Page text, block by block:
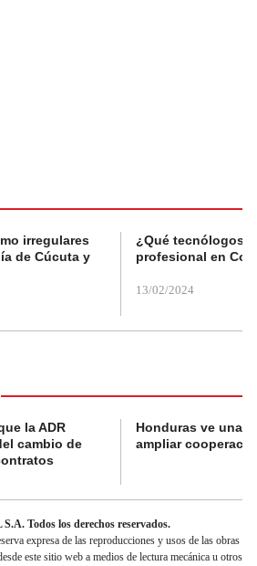
irregulares
de Cúcuta y
¿Qué tecnólogos
profesional en
13/02/2024
la ADR
cambio de
Honduras ve una
ampliar
Todos los derechos reservados.
expresa de las reproducciones y usos de las obras
este sitio web a medios de lectura mecánica u otros